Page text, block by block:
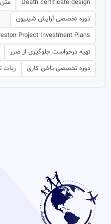
Death certificate design
دوره تخصصی آرایش شینیون
Project Investment Plans
تهیه درخواست جلوگیری از ضرر
دوره تخصصی ناخن کاری
ربات